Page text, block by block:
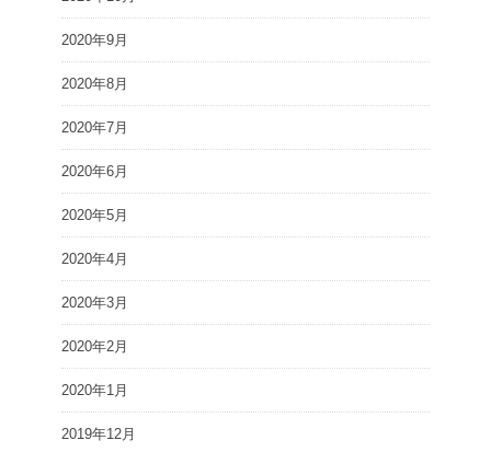
2020年9月
2020年8月
2020年7月
2020年6月
2020年5月
2020年4月
2020年3月
2020年2月
2020年1月
2019年12月